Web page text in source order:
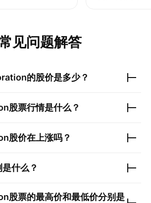
见问题解答
的股价是多少？
股票行情是什么？
股价在上涨吗？
什么？
股票的最高价和最低价分别是